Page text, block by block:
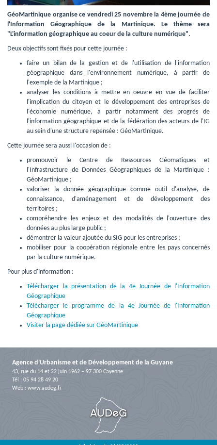
GéoMartinique organise ce vendredi 25 novembre la 4ème journée de
l'Information Géographique de la Martinique. Le thème sera
"L'information géographique au coeur de la culture numérique".
Deux objectifs sont fixés pour cette journée :
faire un bilan de la gestion et de l'utilisation de l'information
géographique dans l'environnement numérique, à partir de
l'exemple de la Martinique ;
analyser les conditions à mettre en oeuvre en vue de faciliter
l'implication du citoyen et le développement des entreprises de
l'économie numérique, à partir notamment des progrès de
l'information géographique et de la fédération des acteurs de l'IG
au sein d'une structure repensée : GéoMartinique.
Cette journée sera aussi l'occasion de :
promouvoir le Centre de Ressources Géomatiques et
l'Infrastructure de Données Géographiques de la Martinique :
GéoMartinique ;
valoriser la donnée géographique comme outil d'analyse, de
connaissance, d'aménagement et de développement des
territoires ;
compréhendre les enjeux et des modalités de l'ouverture des
données au plus large public ;
démontrer la valeur ajoutée du SIG pour les entreprises ;
mobiliser pour la coopération régionale entre les pays concernés
par la culture numérique.
Pour plus d'information :
Télécharger la présentation de la 4e Journée de l'Information
Géographique
Télécharger le programme de la 4e Journée de l'Information
Géographique
Visiter la page dédiée sur GéoMartinique
Agence d'Urbanisme et de Développement de la Guyane
43, rue du 14 et 22 juin 1962 – 97 300 Cayenne
Tél : 05 94 28 49 20
Web : www.audeg.fr